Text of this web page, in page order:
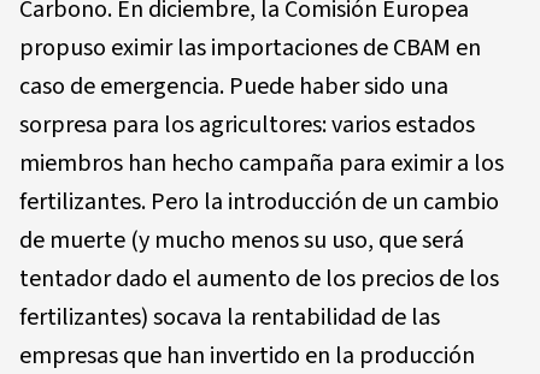
Carbono. En diciembre, la Comisión Europea
propuso eximir las importaciones de CBAM en
caso de emergencia. Puede haber sido una
sorpresa para los agricultores: varios estados
miembros han hecho campaña para eximir a los
fertilizantes. Pero la introducción de un cambio
de muerte (y mucho menos su uso, que será
tentador dado el aumento de los precios de los
fertilizantes) socava la rentabilidad de las
empresas que han invertido en la producción